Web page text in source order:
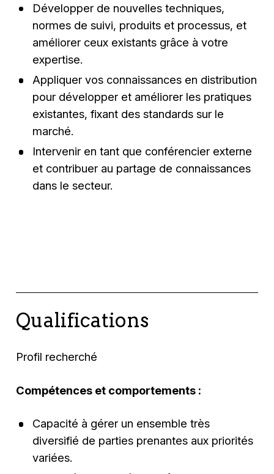
Développer de nouvelles techniques,
normes de suivi, produits et processus, et
améliorer ceux existants grâce à votre
expertise.
Appliquer vos connaissances en distribution
pour développer et améliorer les pratiques
existantes, fixant des standards sur le
marché.
Intervenir en tant que conférencier externe
et contribuer au partage de connaissances
dans le secteur.
Qualifications
Profil recherché
Compétences et comportements :
Capacité à gérer un ensemble très
diversifié de parties prenantes aux priorités
variées.